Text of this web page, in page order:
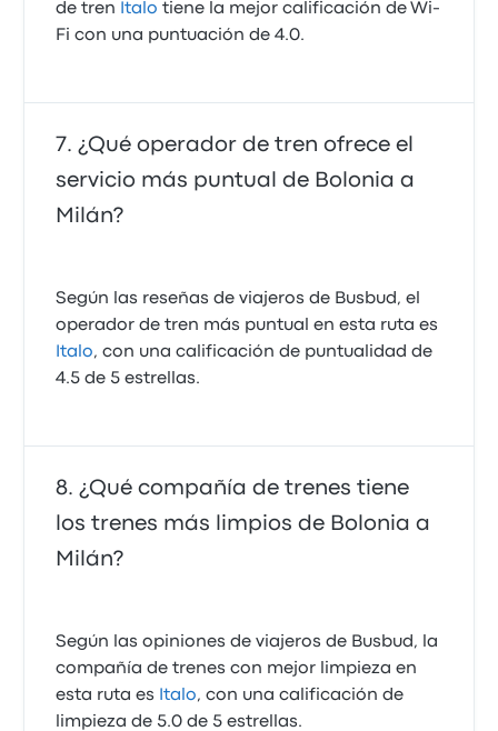
de tren
Italo tiene la mejor calificación de Wi-
Fi con una puntuación de 4.0.
¿Qué operador de tren ofrece el
servicio más puntual de Bolonia a
Milán?
Según las reseñas de viajeros de Busbud, el
operador de tren más puntual en esta ruta es
Italo, con una calificación de puntualidad de
4.5 de 5 estrellas.
¿Qué compañía de trenes tiene
los trenes más limpios de Bolonia a
Milán?
Según las opiniones de viajeros de Busbud, la
compañía de trenes con mejor limpieza en
esta ruta es
Italo, con una calificación de
limpieza de 5.0 de 5 estrellas.